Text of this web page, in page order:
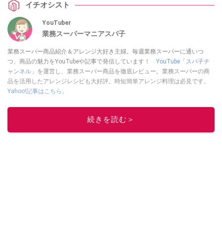
イチオシスト
YouTuber
業務スーパーマニアスパ子
業務スーパー商品紹介＆アレンジ大好き主婦。毎週業務スーパーに通いつ
つ、商品の魅力をYouTubeや記事で発信しています！ YouTube「スパ子チ
ャンネル」 を運営し、業務スーパー商品を徹底レビュー。業務スーパーの商
品を活用したアレンジレシピも大好評。時短簡単アレンジ料理は必見です。
Yahoo!記事はこちら。
このイチオシストの他の記事を読む
続きを読む＞